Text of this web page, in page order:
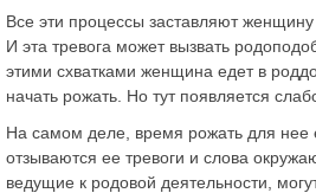
Все эти процессы заставляют
И эта тревога может вызвать
этими схватками женщина едет в
начать рожать. Но тут появляется
На самом деле, время рожать для нее
отзываются ее тревоги и слова
ведущие к родовой деятельности,